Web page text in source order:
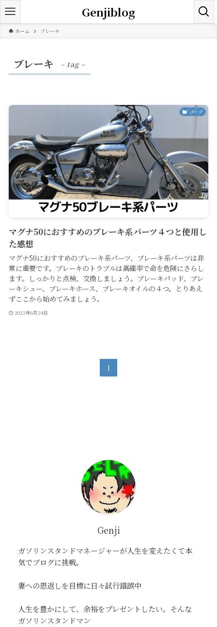
Genjiblog
ホーム ブレーキ
ブレーキ – tag –
パーツ
マグナ50におすすめのブレーキ系パーツ４つと使用し
た感想
マグナ50におすすめのブレーキ系パーツ、ブレーキ系パーツは非
常に重要です。ブレーキのトラブルは高確率で命を危険にさらし
ます。しっかりと点検、交換しましょう。ブレーキパッド、ブレ
ーキシュー、ブレーキホース、ブレーキオイルの４つ。とりあえ
ずここから始めてみましょう。
2022年6月24日
1
Genji
ガソリンスタンドマネージャーが人生を変えたくて本
気でブログに挑戦。
妻への恩返しを目標に日々試行錯誤中
人生を豊かにして、余裕をプレゼントしたい。そんな
ガソリンスタンドマン